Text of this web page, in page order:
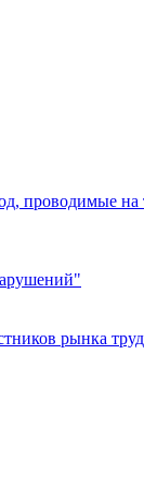
проводимые
рынка